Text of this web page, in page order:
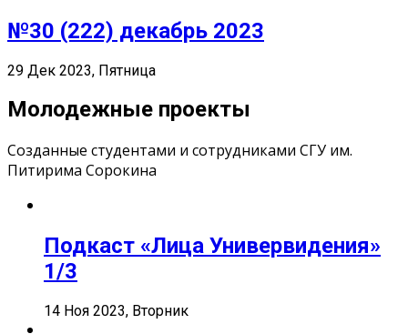
№30 (222) декабрь 2023
29 Дек 2023, Пятница
Молодежные проекты
Созданные студентами и сотрудниками СГУ им.
Питирима Сорокина
Подкаст «Лица Универвидения»
1/3
14 Ноя 2023, Вторник